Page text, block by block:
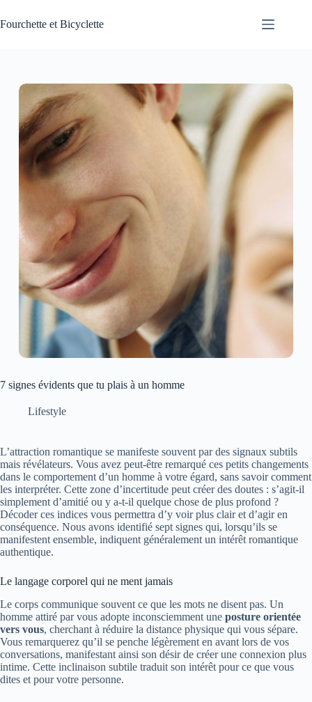
au
contenu
Fourchette et Bicyclette
7 signes évidents que tu plais à un homme
Lifestyle
L’attraction romantique se manifeste souvent par des signaux subtils
mais révélateurs. Vous avez peut-être remarqué ces petits changements
dans le comportement d’un homme à votre égard, sans savoir comment
les interpréter. Cette zone d’incertitude peut créer des doutes : s’agit-il
simplement d’amitié ou y a-t-il quelque chose de plus profond ?
Décoder ces indices vous permettra d’y voir plus clair et d’agir en
conséquence. Nous avons identifié sept signes qui, lorsqu’ils se
manifestent ensemble, indiquent généralement un intérêt romantique
authentique.
Le langage corporel qui ne ment jamais
Le corps communique souvent ce que les mots ne disent pas. Un
homme attiré par vous adopte inconsciemment une posture orientée
vers vous, cherchant à réduire la distance physique qui vous sépare.
Vous remarquerez qu’il se penche légèrement en avant lors de vos
conversations, manifestant ainsi son désir de créer une connexion plus
intime. Cette inclinaison subtile traduit son intérêt pour ce que vous
dites et pour votre personne.